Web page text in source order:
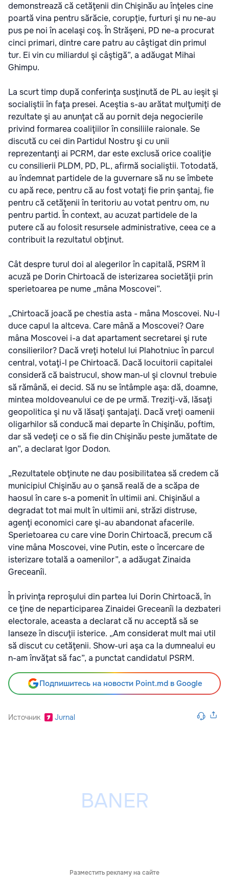
demonstrează că cetăţenii din Chişinău au înţeles cine
poartă vina pentru sărăcie, corupţie, furturi şi nu ne-au
pus pe noi în acelaşi coş. În Străşeni, PD ne-a procurat
cinci primari, dintre care patru au câştigat din primul
tur. Ei vin cu miliardul şi câştigă”, a adăugat Mihai
Ghimpu.
La scurt timp după conferinţa susţinută de PL au ieşit şi
socialiştii în faţa presei. Aceştia s-au arătat mulţumiţi de
rezultate şi au anunţat că au pornit deja negocierile
privind formarea coaliţiilor în consiliile raionale. Se
discută cu cei din Partidul Nostru şi cu unii
reprezentanţi ai PCRM, dar este exclusă orice coaliţie
cu consilierii PLDM, PD, PL, afirmă socialiştii. Totodată,
au îndemnat partidele de la guvernare să nu se îmbete
cu apă rece, pentru că au fost votaţi fie prin şantaj, fie
pentru că cetăţenii în teritoriu au votat pentru om, nu
pentru partid. În context, au acuzat partidele de la
putere că au folosit resursele administrative, ceea ce a
contribuit la rezultatul obţinut.
Cât despre turul doi al alegerilor în capitală, PSRM îl
acuză pe Dorin Chirtoacă de isterizarea societăţii prin
sperietoarea pe nume „mâna Moscovei”.
„Chirtoacă joacă pe chestia asta - mâna Moscovei. Nu-l
duce capul la altceva. Care mână a Moscovei? Oare
mâna Moscovei i-a dat apartament secretarei şi rute
consilierilor? Dacă vreţi hotelul lui Plahotniuc în parcul
central, votaţi-l pe Chirtoacă. Dacă locuitorii capitalei
consideră că baistrucul, show man-ul şi clovnul trebuie
să rămână, ei decid. Să nu se întâmple aşa: dă, doamne,
mintea moldoveanului ce de pe urmă. Treziţi-vă, lăsaţi
geopolitica şi nu vă lăsaţi şantajaţi. Dacă vreţi oamenii
oligarhilor să conducă mai departe în Chişinău, poftim,
dar să vedeţi ce o să fie din Chişinău peste jumătate de
an”, a declarat Igor Dodon.
„Rezultatele obţinute ne dau posibilitatea să credem că
municipiul Chişinău au o şansă reală de a scăpa de
haosul în care s-a pomenit în ultimii ani. Chişinăul a
degradat tot mai mult în ultimii ani, străzi distruse,
agenţi economici care şi-au abandonat afacerile.
Sperietoarea cu care vine Dorin Chirtoacă, precum că
vine mâna Moscovei, vine Putin, este o încercare de
isterizare totală a oamenilor”, a adăugat Zinaida
Greceanîi.
În privinţa reproşului din partea lui Dorin Chirtoacă, în
ce ţine de neparticiparea Zinaidei Greceanîi la dezbateri
electorale, aceasta a declarat că nu acceptă să se
lanseze în discuţii isterice. „Am considerat mult mai util
să discut cu cetăţenii. Show-uri aşa ca la dumnealui eu
n-am învăţat să fac”, a punctat candidatul PSRM.
Подпишитесь на новости Point.md в Google
Источник Jurnal
Разместить рекламу на сайте